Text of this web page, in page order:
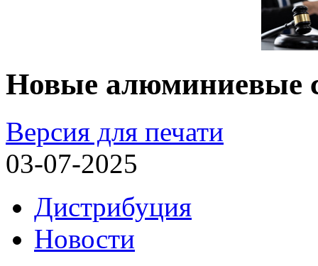
Новые алюминиевые
Версия для печати
03-07-2025
Дистрибуция
Новости